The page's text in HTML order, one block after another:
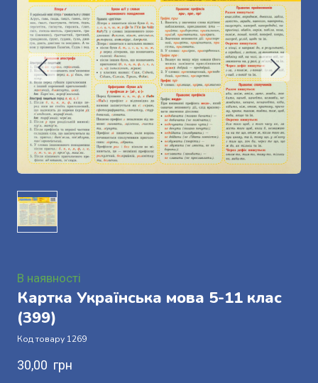
В наявності
Картка Українська мова 5-11 клас
(399)
Код товару 1269
30,00  грн